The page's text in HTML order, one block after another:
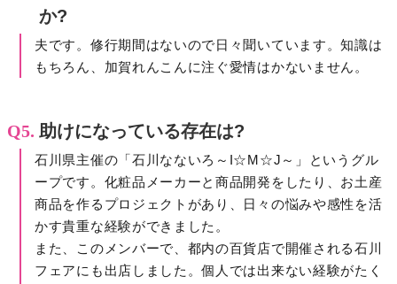
か?
夫です。修行期間はないので日々聞いています。知識は
もちろん、加賀れんこんに注ぐ愛情はかないません。
Q5. 助けになっている存在は?
石川県主催の「石川なないろ～I☆M☆J～」というグル
ープです。化粧品メーカーと商品開発をしたり、お土産
商品を作るプロジェクトがあり、日々の悩みや感性を活
かす貴重な経験ができました。
また、このメンバーで、都内の百貨店で開催される石川
フェアにも出店しました。個人では出来ない経験がたく